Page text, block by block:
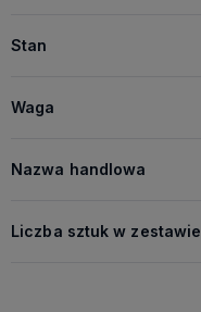
Stan
Waga
Nazwa handlowa
Liczba sztuk w zestawie